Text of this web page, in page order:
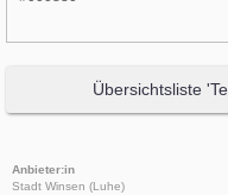
Übersichtsliste
Anbieter:in
Stadt Winsen (Luhe)